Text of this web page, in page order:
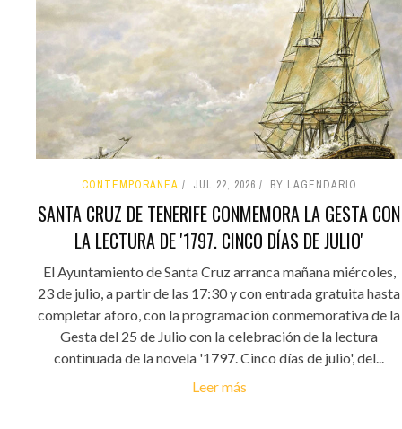
CONTEMPORÁNEA JUL 22, 2026 BY LAGENDARIO
SANTA CRUZ DE TENERIFE CONMEMORA LA GESTA CON
LA LECTURA DE '1797. CINCO DÍAS DE JULIO'
El Ayuntamiento de Santa Cruz arranca mañana miércoles,
23 de julio, a partir de las 17:30 y con entrada gratuita hasta
completar aforo, con la programación conmemorativa de la
Gesta del 25 de Julio con la celebración de la lectura
continuada de la novela '1797. Cinco días de julio', del...
Leer más